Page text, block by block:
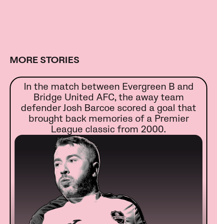
MORE STORIES
In the match between Evergreen B and
Bridge United AFC, the away team
defender Josh Barcoe scored a goal that
brought back memories of a Premier
League classic from 2000.